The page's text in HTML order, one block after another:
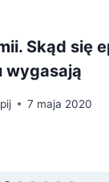
Skąd się
wygasają
7 maja 2020